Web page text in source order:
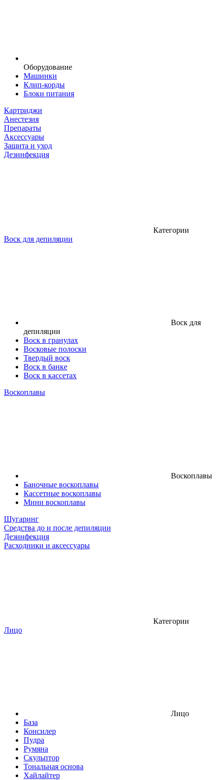
Оборудование
Машинки
Клип-корды
Блоки питания
Картриджи
Анестезия
Препараты
Аксессуары
Защита и уход
Дезинфекция
Категории
Воск для депиляции
Воск для
депиляции
Воск в гранулах
Восковые полоски
Твердый воск
Воск в банке
Воск в кассетах
Воскоплавы
Воскоплавы
Баночные воскоплавы
Кассетные воскоплавы
Мини воскоплавы
Шугаринг
Средства до и после депиляции
Дезинфекция
Расходники и аксессуары
Категории
Лицо
Лицо
База
Консилер
Пудра
Румяна
Скульптор
Тональная основа
Хайлайтер